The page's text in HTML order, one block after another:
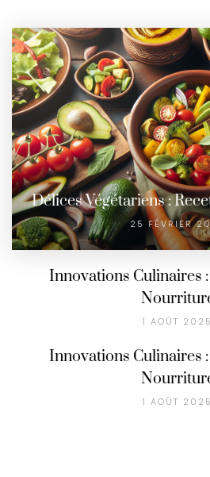
Délices Végétariens :
25 FÉVRIER
Innovations Culinaires
1 AOÛT 2025
Innovations Culinaires
1 AOÛT 2025